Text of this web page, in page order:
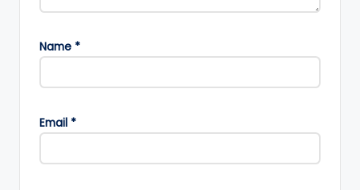
Name *
Email *